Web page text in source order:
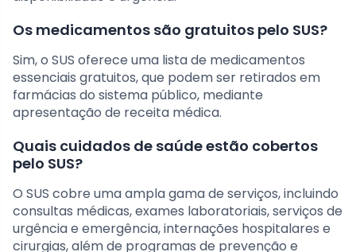
Os medicamentos são gratuitos pelo SUS?
Sim, o SUS oferece uma lista de medicamentos
essenciais gratuitos, que podem ser retirados em
farmácias do sistema público, mediante
apresentação de receita médica.
Quais cuidados de saúde estão cobertos
pelo SUS?
O SUS cobre uma ampla gama de serviços, incluindo
consultas médicas, exames laboratoriais, serviços de
urgência e emergência, internações hospitalares e
cirurgias, além de programas de prevenção e